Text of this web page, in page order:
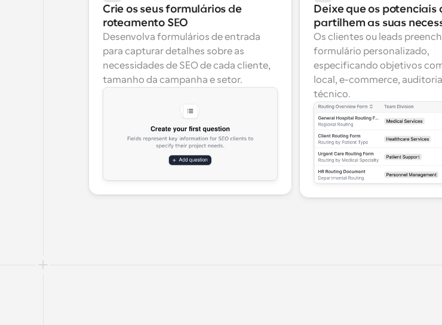
Crie os seus formulários de
roteamento SEO
Desenvolva formulários de entrada
para capturar detalhes sobre as
necessidades de SEO de cada cliente,
tamanho da campanha e setor.
Deixe que os potenciais
partilhem as suas
Os clientes ou leads
formulário personalizado,
especificando objetivos
local, e-commerce,
técnico.